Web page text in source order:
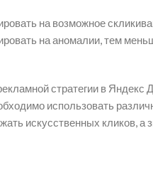
на возможное
на аномалии, тем
стратегии в Яндекс
использовать
искусственных кликов, а